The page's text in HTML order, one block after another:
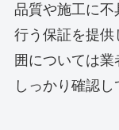
品質や施工に
行う保証を提供
囲については
しっかり確認し